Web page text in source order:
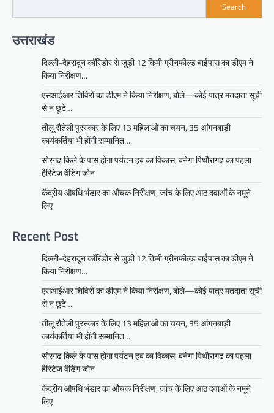
Search
उत्तराखंड
दिल्ली-देहरादून कॉरिडोर से जुड़ी 12 किमी ग्रीनफील्ड बाईपास का डीएम ने
किया निरीक्षण…
एसआईआर शिविरों का डीएम ने किया निरीक्षण, बोले—कोई पात्र मतदाता सूची
से न छूटे…
तीलू रौतेली पुरस्कार के लिए 13 महिलाओं का चयन, 35 आंगनबाड़ी
कार्यकर्तियां भी होंगी सम्मानित…
सोरगढ़ किले के पास होगा पर्यटन हब का विकास, बनेगा पिथौरागढ़ का पहला
हैरिटेज वेंडिंग जोन
केंद्रीय औषधि भंडार का औचक निरीक्षण, जांच के लिए आठ दवाओं के नमूने
लिए
Recent Post
दिल्ली-देहरादून कॉरिडोर से जुड़ी 12 किमी ग्रीनफील्ड बाईपास का डीएम ने
किया निरीक्षण…
एसआईआर शिविरों का डीएम ने किया निरीक्षण, बोले—कोई पात्र मतदाता सूची
से न छूटे…
तीलू रौतेली पुरस्कार के लिए 13 महिलाओं का चयन, 35 आंगनबाड़ी
कार्यकर्तियां भी होंगी सम्मानित…
सोरगढ़ किले के पास होगा पर्यटन हब का विकास, बनेगा पिथौरागढ़ का पहला
हैरिटेज वेंडिंग जोन
केंद्रीय औषधि भंडार का औचक निरीक्षण, जांच के लिए आठ दवाओं के नमूने
लिए